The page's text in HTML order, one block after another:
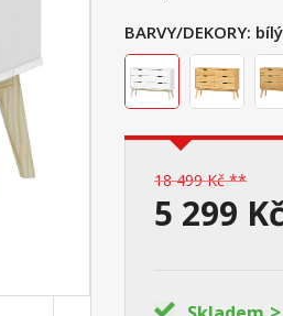
BARVY/DEKORY:
18 499 Kč **
5 299